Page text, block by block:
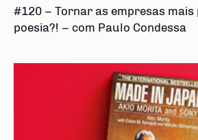
#120 – Tornar as empresas
poesia?! – com Paulo Condessa